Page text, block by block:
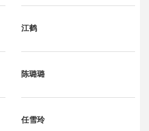
江鹤
陈璐璐
任雪玲